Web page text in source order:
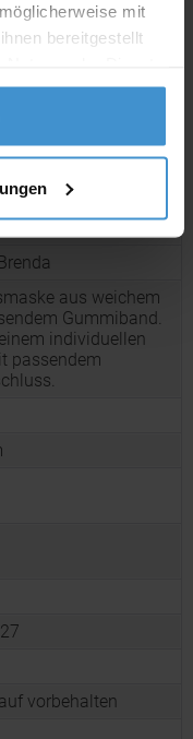
mit
bereitgestellt
5 Werktage
aus weichem
Gummiband.
individuellen
passendem
vorbehalten